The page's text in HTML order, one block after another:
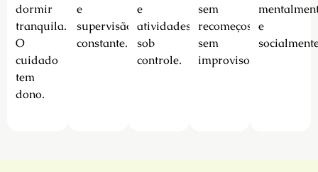
dormir
tranquila.
O
cuidado
tem
dono.
e
supervisão
constante.
e
atividades
sob
controle.
sem
recomeços,
sem
improviso.
e